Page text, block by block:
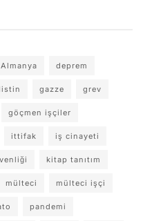
Almanya deprem
gazze grev
göçmen işçiler
ittifak iş cinayeti
kitap tanıtım
mülteci mülteci işçi
pandemi